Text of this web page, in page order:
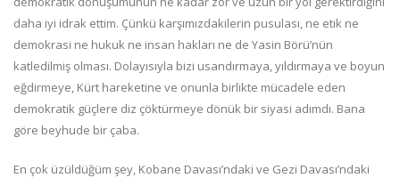
daha iyi idrak ettim. Çünkü karşımızdakilerin pusulası, ne etik ne
demokrasi ne hukuk ne insan hakları ne de Yasin Börü’nün
katledilmiş olması. Dolayısıyla bizi usandırmaya, yıldırmaya ve boyun
eğdirmeye, Kürt hareketine ve onunla birlikte mücadele eden
demokratik güçlere diz çöktürmeye dönük bir siyasi adımdı. Bana
göre beyhude bir çaba.
En çok üzüldüğüm şey, Kobane Davası’ndaki ve Gezi Davası’ndaki